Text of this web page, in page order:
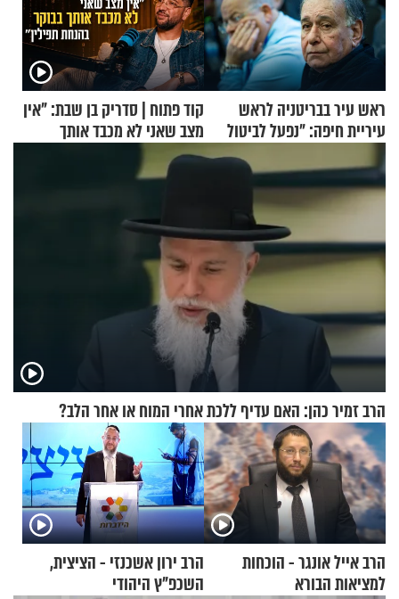
ראש עיר בבריטניה לראש
עיריית חיפה: ״נפעל לביטול
ברית הערים התאומות״
קוד פתוח | סדריק בן שבת: "אין
מצב שאני לא מכבד אותך
בבוקר בהנחת תפילין"
הרב זמיר כהן: האם עדיף ללכת אחרי המוח או אחר הלב?
הרב אייל אונגר - הוכחות
למציאות הבורא
הרב ירון אשכנזי - הציצית,
השכפ"ץ היהודי